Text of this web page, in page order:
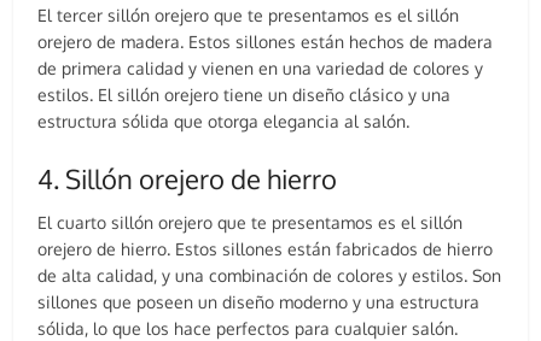
El tercer sillón orejero que te presentamos es el sillón
orejero de madera. Estos sillones están hechos de madera
de primera calidad y vienen en una variedad de colores y
estilos. El sillón orejero tiene un diseño clásico y una
estructura sólida que otorga elegancia al salón.
4. Sillón orejero de hierro
El cuarto sillón orejero que te presentamos es el sillón
orejero de hierro. Estos sillones están fabricados de hierro
de alta calidad, y una combinación de colores y estilos. Son
sillones que poseen un diseño moderno y una estructura
sólida, lo que los hace perfectos para cualquier salón.